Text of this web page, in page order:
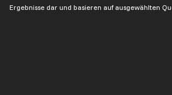
Ergebnisse dar und basieren auf ausgewählten